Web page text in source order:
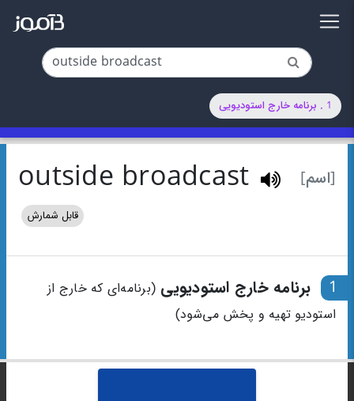
1 . برنامه خارج استودیویی
[اسم] outside broadcast
قابل شمارش
1 برنامه خارج استودیویی (برنامه‌ای که خارج از
استودیو تهیه و پخش می‌شود)